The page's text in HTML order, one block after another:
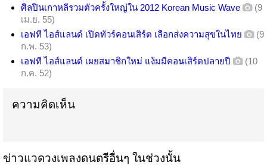
ศิลปินเกาหลีรวมตัวครั้งใหญ่ใน 2012 Korean Music Wave
(9
เม.ย. 55)
เอฟที ไอส์แลนด์ เปิดทัวร์คอนเสิร์ต เลือกส่งความสุขในไทย
(9
ก.พ. 53)
เอฟที ไอส์แลนด์ เผยสมาชิกใหม่ แง้มมีคอนเสิร์ตปลายปี
(10
ก.ค. 52)
ความคิดเห็น
ข่าวแวดวงเพลงดนตรีอื่นๆ ในช่วงนั้น